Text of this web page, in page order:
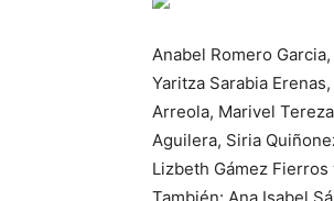
Anabel Romero
Yaritza Sarabia
Arreola, Marivel
Aguilera, Siria
Lizbeth Gámez Fierros